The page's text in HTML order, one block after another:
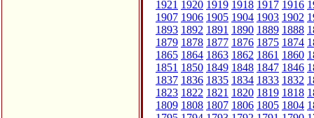
1921 1920 1919 1918 1917 1916
1907 1906 1905 1904 1903 1902
1893 1892 1891 1890 1889 1888
1879 1878 1877 1876 1875 1874
1865 1864 1863 1862 1861 1860
1851 1850 1849 1848 1847 1846
1837 1836 1835 1834 1833 1832
1823 1822 1821 1820 1819 1818
1809 1808 1807 1806 1805 1804